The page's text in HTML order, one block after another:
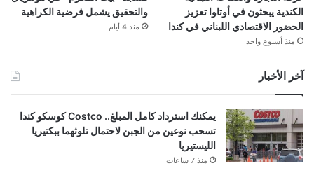
الكندية يبحثون في أوتاوا تعزيز
الحضور الاقتصادي اللبناني في كندا
منذ أسبوع واحد
والتحقيق يشمل فرضية الكراهية
منذ 4 أيام
آخر الأخبار
يمكنك استرداد كامل المبلغ.. Costco كوسكو كندا
تسحب نوعين من الجبن لاحتمال تلوثهما ببكتيريا
الليستيريا
منذ 7 ساعات